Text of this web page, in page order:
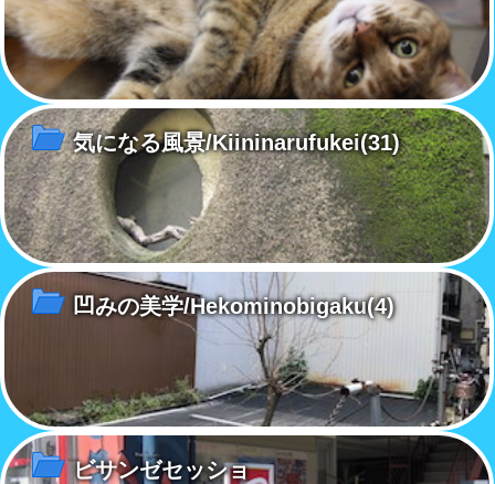
気になる風景/Kiininarufukei(31)
凹みの美学/Hekominobigaku(4)
ビサンゼセッショ